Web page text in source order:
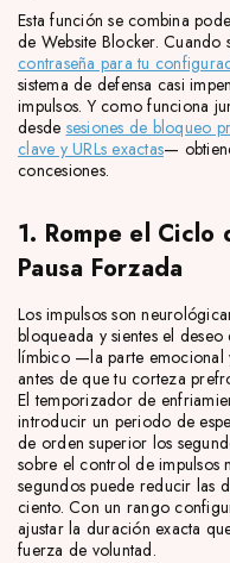
Esta función se combina
de Website Blocker.
contraseña para tu
sistema de defensa casi
impulsos. Y como funciona
desde sesiones de bloqueo
clave y URLs exactas—
concesiones.
1. Rompe el Ciclo
Pausa Forzada
Los impulsos son
bloqueada y sientes el
límbico —la parte emocional
antes de que tu corteza
El temporizador de
introducir un periodo de
de orden superior los
sobre el control de impulsos
segundos puede reducir las
ciento. Con un rango
ajustar la duración exacta
fuerza de voluntad.